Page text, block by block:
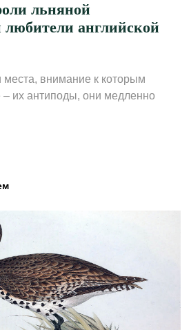
льняной
английской
места, внимание к которым
их антиподы, они медленно